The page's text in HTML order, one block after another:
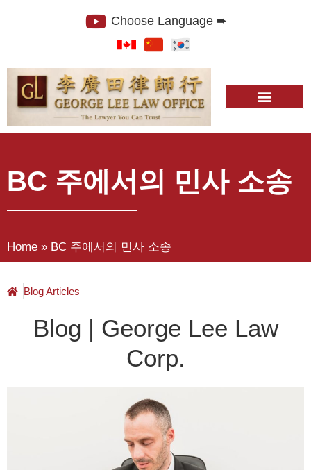
Choose Language ➨
BC 주에서의 민사 소송
Home » BC 주에서의 민사 소송
Blog Articles
Blog | George Lee Law
Corp.